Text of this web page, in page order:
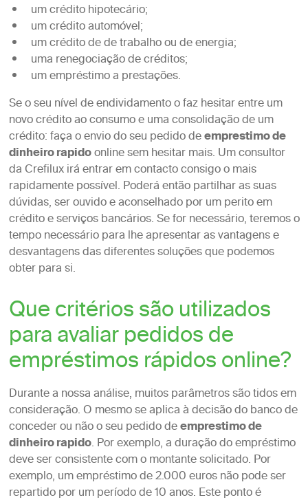
um crédito hipotecário;
um crédito automóvel;
um crédito de de trabalho ou de energia;
uma renegociação de créditos;
um empréstimo a prestações.
Se o seu nível de endividamento o faz hesitar entre um
novo crédito ao consumo e uma consolidação de um
crédito: faça o envio do seu pedido deemprestimo de
dinheiro rapidoonline sem hesitar mais. Um consultor
da Crefilux irá entrar em contacto consigo o mais
rapidamente possível. Poderá então partilhar as suas
dúvidas, ser ouvido e aconselhado por um perito em
crédito e serviços bancários. Se for necessário, teremos o
tempo necessário para lhe apresentar as vantagens e
desvantagens das diferentes soluções que podemos
obter para si.
Que critérios são utilizados
para avaliar pedidos de
empréstimos rápidos online?
Durante a nossa análise, muitos parâmetros são tidos em
consideração. O mesmo se aplica à decisão do banco de
conceder ou não o seu pedido deemprestimo de
dinheiro rapido. Por exemplo, a duração do empréstimo
deve ser consistente com o montante solicitado. Por
exemplo, um empréstimo de 2.000 euros não pode ser
repartido por um período de 10 anos. Este ponto é